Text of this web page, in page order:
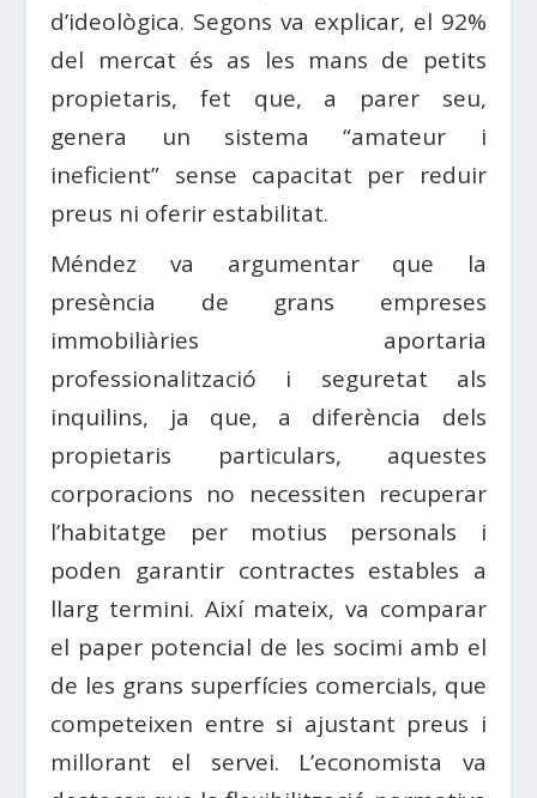
d’ideològica. Segons va explicar, el 92%
del mercat és as les mans de petits
propietaris, fet que, a parer seu,
genera un sistema “amateur i
ineficient” sense capacitat per reduir
preus ni oferir estabilitat.
Méndez va argumentar que la
presència de grans empreses
immobiliàries aportaria
professionalització i seguretat als
inquilins, ja que, a diferència dels
propietaris particulars, aquestes
corporacions no necessiten recuperar
l’habitatge per motius personals i
poden garantir contractes estables a
llarg termini. Així mateix, va comparar
el paper potencial de les socimi amb el
de les grans superfícies comercials, que
competeixen entre si ajustant preus i
millorant el servei. L’economista va